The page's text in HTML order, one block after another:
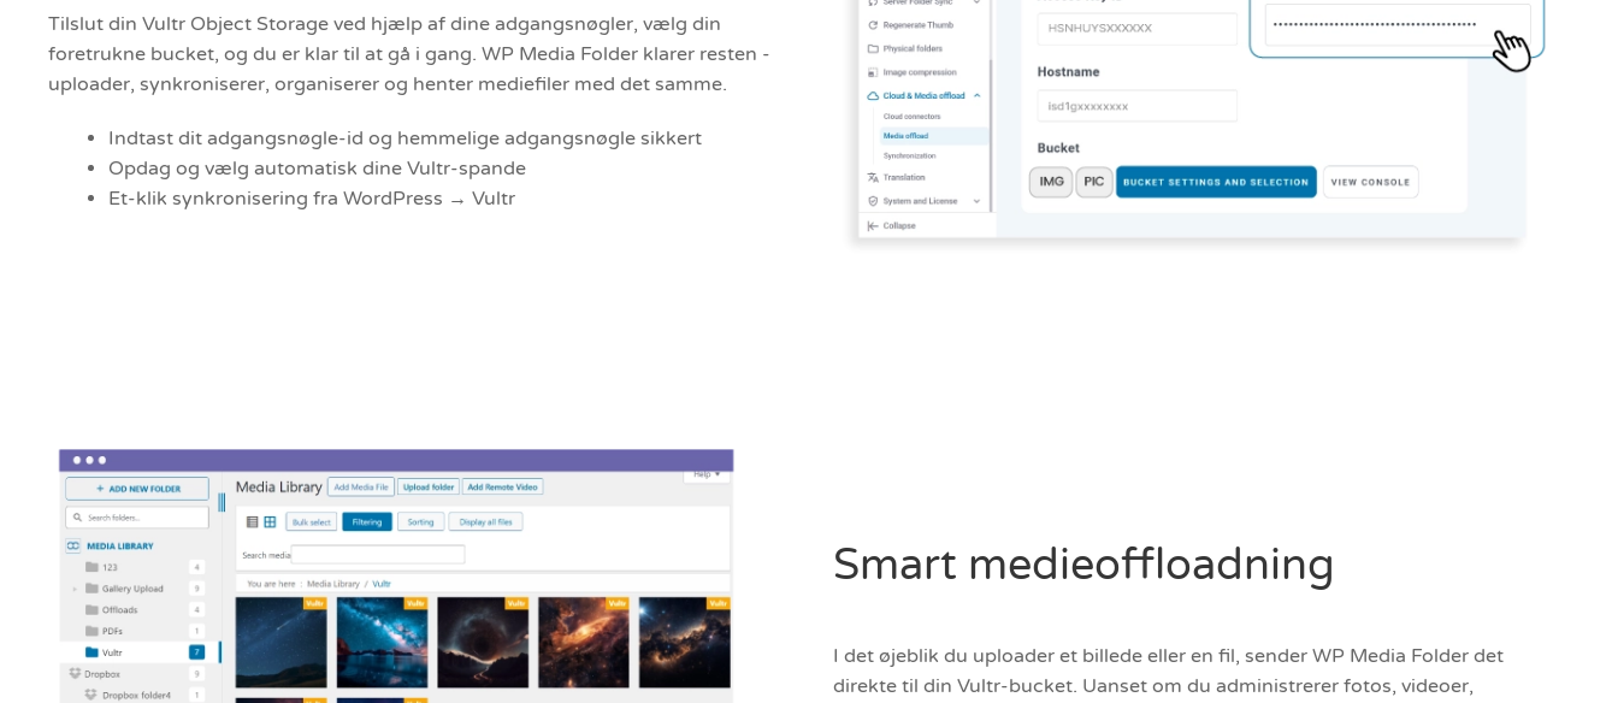
Tilslut din Vultr Object Storage ved hjælp af dine adgangsnøgler, vælg din
foretrukne bucket, og du er klar til at gå i gang. WP Media Folder klarer resten -
uploader, synkroniserer, organiserer og henter mediefiler med det samme.
Indtast dit adgangsnøgle-id og hemmelige adgangsnøgle sikkert
Opdag og vælg automatisk dine Vultr-spande
Et-klik synkronisering fra WordPress → Vultr
Smart medieoffloadning
I det øjeblik du uploader et billede eller en fil, sender WP Media Folder det
direkte til din Vultr-bucket. Uanset om du administrerer fotos, videoer,